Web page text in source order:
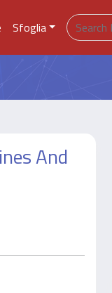
Sfoglia
And